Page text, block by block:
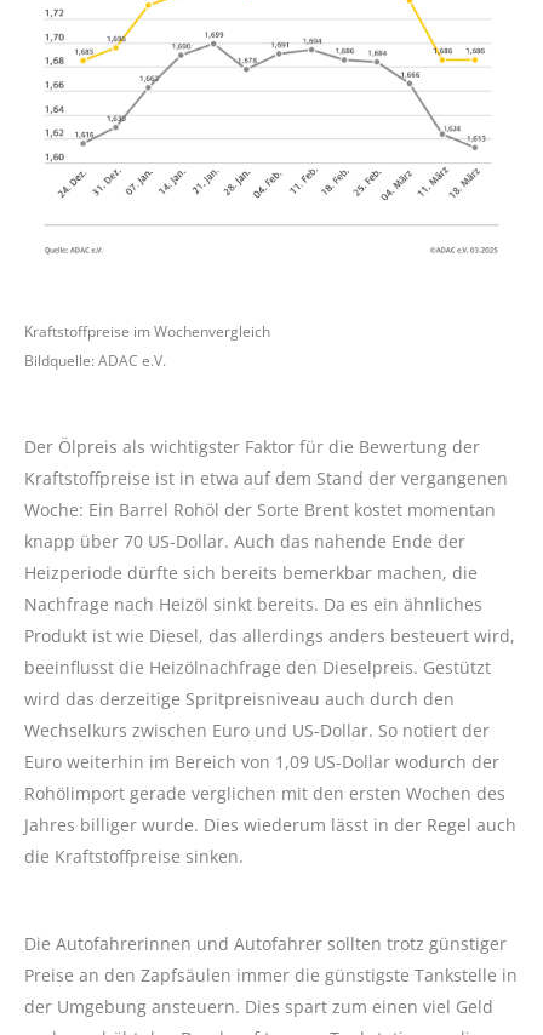
Kraftstoffpreise im Wochenvergleich
Bildquelle: ADAC e.V.
Der Ölpreis als wichtigster Faktor für die Bewertung der
Kraftstoffpreise ist in etwa auf dem Stand der vergangenen
Woche: Ein Barrel Rohöl der Sorte Brent kostet momentan
knapp über 70 US-Dollar. Auch das nahende Ende der
Heizperiode dürfte sich bereits bemerkbar machen, die
Nachfrage nach Heizöl sinkt bereits. Da es ein ähnliches
Produkt ist wie Diesel, das allerdings anders besteuert wird,
beeinflusst die Heizölnachfrage den Dieselpreis. Gestützt
wird das derzeitige Spritpreisniveau auch durch den
Wechselkurs zwischen Euro und US-Dollar. So notiert der
Euro weiterhin im Bereich von 1,09 US-Dollar wodurch der
Rohölimport gerade verglichen mit den ersten Wochen des
Jahres billiger wurde. Dies wiederum lässt in der Regel auch
die Kraftstoffpreise sinken.
Die Autofahrerinnen und Autofahrer sollten trotz günstiger
Preise an den Zapfsäulen immer die günstigste Tankstelle in
der Umgebung ansteuern. Dies spart zum einen viel Geld